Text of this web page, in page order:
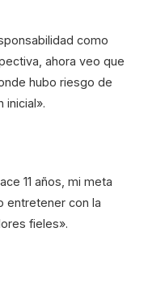
como
ahora veo que
hubo riesgo de
inicial».
11 años, mi meta
entretener con la
fieles».